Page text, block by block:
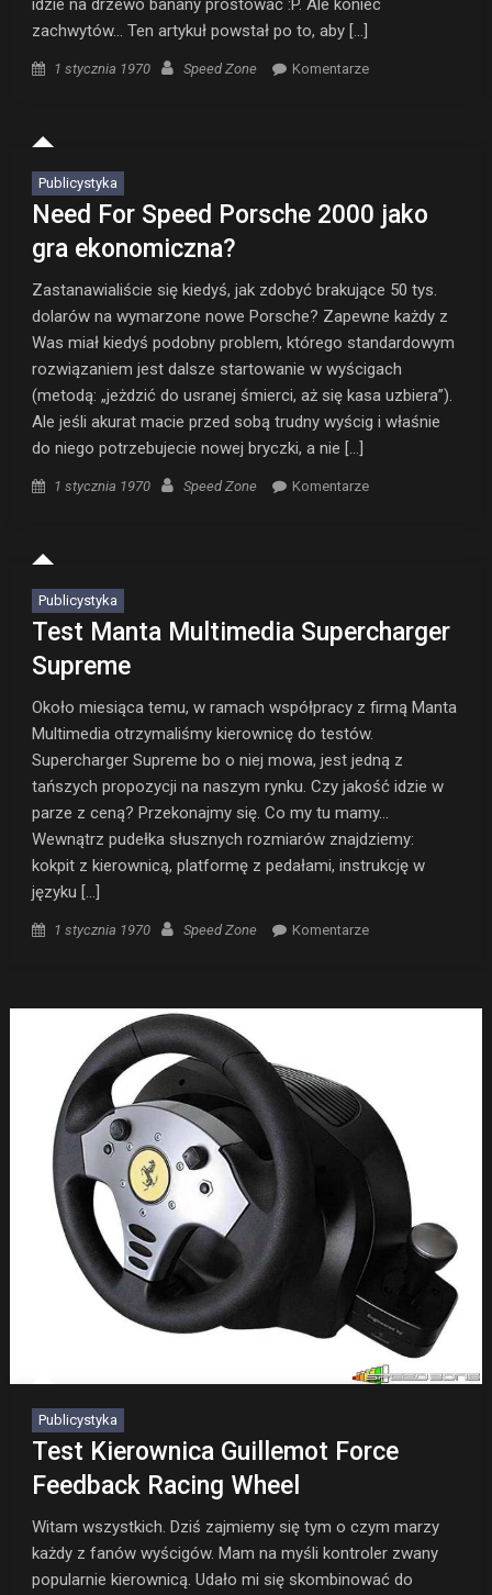
idzie na drzewo banany prostować :P. Ale koniec
zachwytów… Ten artykuł powstał po to, aby […]
Posted on
1 stycznia 1970 Author
Speed Zone Komentarze
Publicystyka
Need For Speed Porsche 2000 jako
gra ekonomiczna?
Zastanawialiście się kiedyś, jak zdobyć brakujące 50 tys.
dolarów na wymarzone nowe Porsche? Zapewne każdy z
Was miał kiedyś podobny problem, którego standardowym
rozwiązaniem jest dalsze startowanie w wyścigach
(metodą: „jeżdzić do usranej śmierci, aż się kasa uzbiera”).
Ale jeśli akurat macie przed sobą trudny wyścig i właśnie
do niego potrzebujecie nowej bryczki, a nie […]
Posted on
1 stycznia 1970 Author
Speed Zone Komentarze
Publicystyka
Test Manta Multimedia Supercharger
Supreme
Około miesiąca temu, w ramach współpracy z firmą Manta
Multimedia otrzymaliśmy kierownicę do testów.
Supercharger Supreme bo o niej mowa, jest jedną z
tańszych propozycji na naszym rynku. Czy jakość idzie w
parze z ceną? Przekonajmy się. Co my tu mamy…
Wewnątrz pudełka słusznych rozmiarów znajdziemy:
kokpit z kierownicą, platformę z pedałami, instrukcję w
języku […]
Posted on
1 stycznia 1970 Author
Speed Zone Komentarze
Publicystyka
Test Kierownica Guillemot Force
Feedback Racing Wheel
Witam wszystkich. Dziś zajmiemy się tym o czym marzy
każdy z fanów wyścigów. Mam na myśli kontroler zwany
popularnie kierownicą. Udało mi się skombinować do